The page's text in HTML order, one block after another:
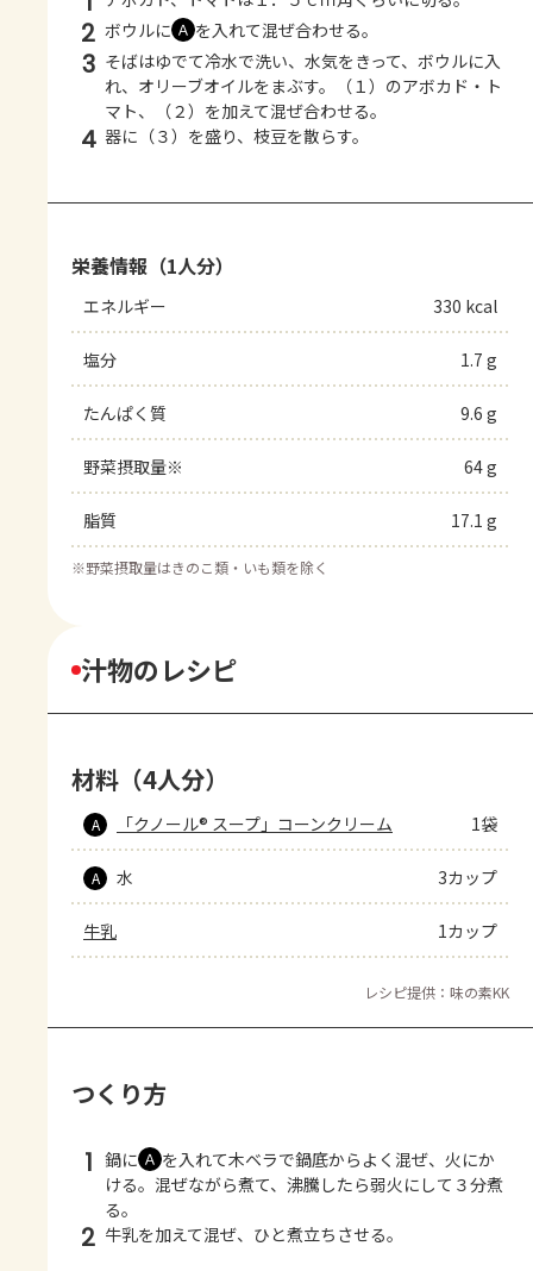
2 ボウルに Ａ を入れて混ぜ合わせる。
3 そばはゆでて冷水で洗い、水気をきって、ボウルに入
れ、オリーブオイルをまぶす。（１）のアボカド・ト
マト、（２）を加えて混ぜ合わせる。
4 器に（３）を盛り、枝豆を散らす。
栄養情報（1人分）
エネルギー 330 kcal
塩分 1.7 g
たんぱく質 9.6 g
野菜摂取量※ 64 g
脂質 17.1 g
※野菜摂取量はきのこ類・いも類を除く
汁物のレシピ
材料（4人分）
A 「クノール® スープ」コーンクリーム 1袋
A 水 3カップ
牛乳 1カップ
レシピ提供：味の素KK
つくり方
1 鍋に Ａ を入れて木ベラで鍋底からよく混ぜ、火にか
ける。混ぜながら煮て、沸騰したら弱火にして３分煮
る。
2 牛乳を加えて混ぜ、ひと煮立ちさせる。